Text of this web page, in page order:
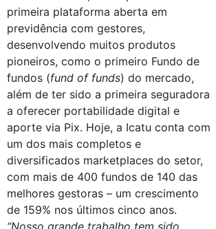
primeira plataforma aberta em
previdência com gestores,
desenvolvendo muitos produtos
pioneiros, como o primeiro Fundo de
fundos (fund of funds) do mercado,
além de ter sido a primeira seguradora
a oferecer portabilidade digital e
aporte via Pix. Hoje, a Icatu conta com
um dos mais completos e
diversificados marketplaces do setor,
com mais de 400 fundos de 140 das
melhores gestoras – um crescimento
de 159% nos últimos cinco anos.
“Nosso grande trabalho tem sido